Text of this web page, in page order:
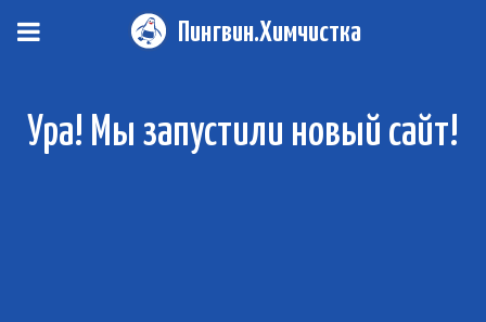
Пингвин.Химчистка
Ура! Мы запустили новый сайт!